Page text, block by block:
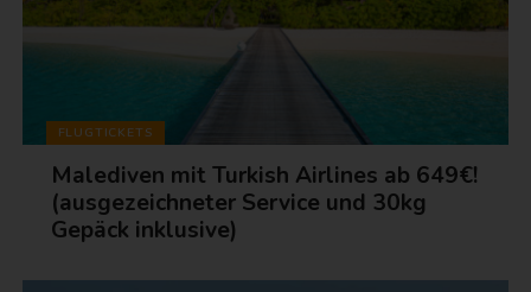
FLUGTICKETS
Malediven mit Turkish Airlines ab 649€!
(ausgezeichneter Service und 30kg
Gepäck inklusive)